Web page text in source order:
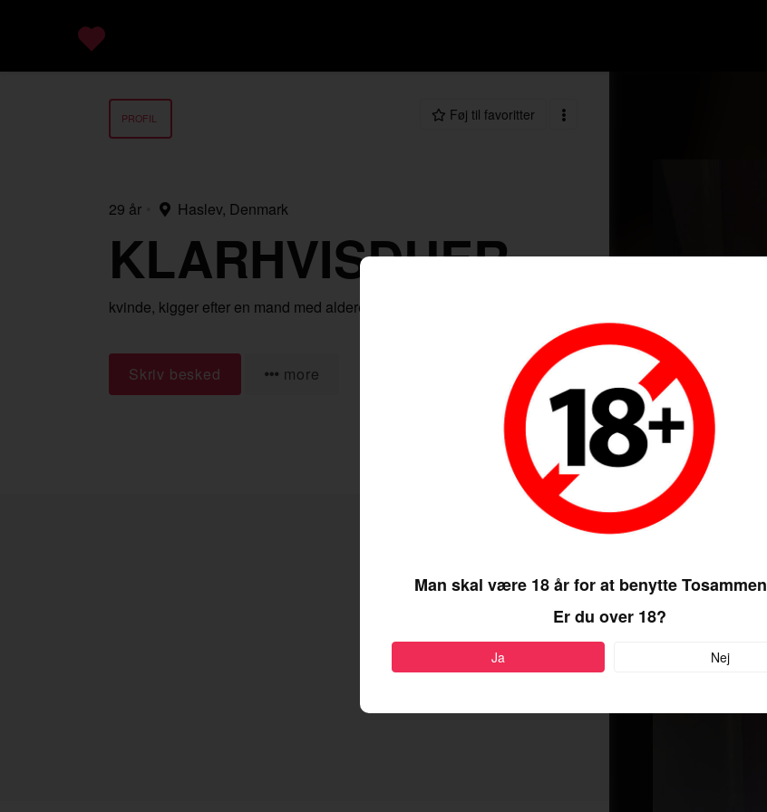
PROFIL Føj til favoritter
29 år Haslev, Denmark
KLARHVISDUER
kvinde, kigger efter en mand med alderen 30-75
Skriv besked more
Man skal være 18 år for at benytte
Er du over 18?
Ja Nej